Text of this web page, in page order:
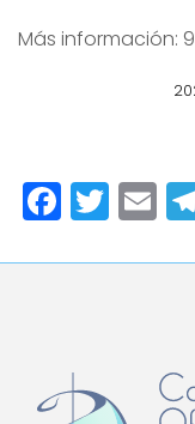
Más información: